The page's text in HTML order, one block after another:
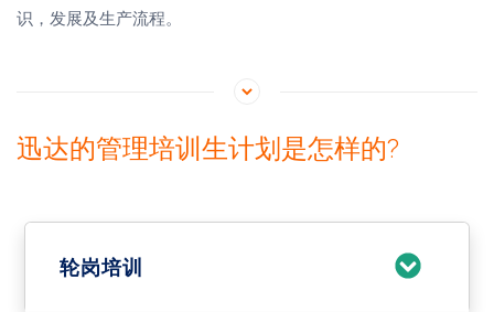
识，发展及生产流程。
迅达的管理培训生计划是怎样的?
轮岗培训